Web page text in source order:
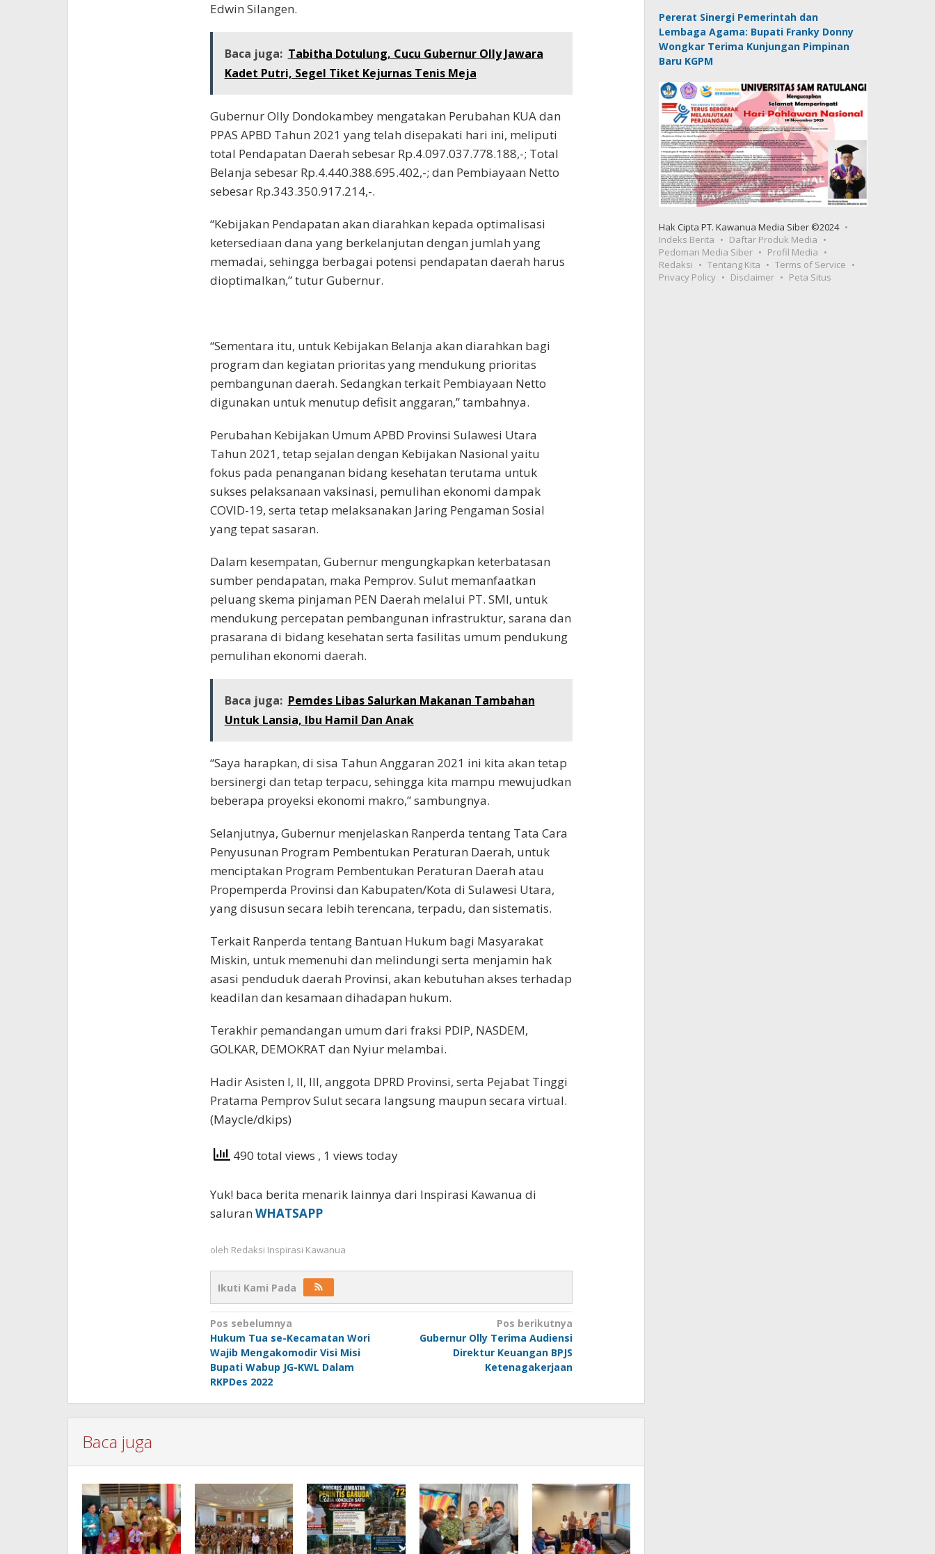
Edwin Silangen.
Baca juga: Tabitha Dotulung, Cucu Gubernur Olly Jawara
Kadet Putri, Segel Tiket Kejurnas Tenis Meja
Gubernur Olly Dondokambey mengatakan Perubahan KUA dan
PPAS APBD Tahun 2021 yang telah disepakati hari ini, meliputi
total Pendapatan Daerah sebesar Rp.4.097.037.778.188,-; Total
Belanja sebesar Rp.4.440.388.695.402,-; dan Pembiayaan Netto
sebesar Rp.343.350.917.214,-.
“Kebijakan Pendapatan akan diarahkan kepada optimalisasi
ketersediaan dana yang berkelanjutan dengan jumlah yang
memadai, sehingga berbagai potensi pendapatan daerah harus
dioptimalkan,” tutur Gubernur.
“Sementara itu, untuk Kebijakan Belanja akan diarahkan bagi
program dan kegiatan prioritas yang mendukung prioritas
pembangunan daerah. Sedangkan terkait Pembiayaan Netto
digunakan untuk menutup defisit anggaran,” tambahnya.
Perubahan Kebijakan Umum APBD Provinsi Sulawesi Utara
Tahun 2021, tetap sejalan dengan Kebijakan Nasional yaitu
fokus pada penanganan bidang kesehatan terutama untuk
sukses pelaksanaan vaksinasi, pemulihan ekonomi dampak
COVID-19, serta tetap melaksanakan Jaring Pengaman Sosial
yang tepat sasaran.
Dalam kesempatan, Gubernur mengungkapkan keterbatasan
sumber pendapatan, maka Pemprov. Sulut memanfaatkan
peluang skema pinjaman PEN Daerah melalui PT. SMI, untuk
mendukung percepatan pembangunan infrastruktur, sarana dan
prasarana di bidang kesehatan serta fasilitas umum pendukung
pemulihan ekonomi daerah.
Baca juga: Pemdes Libas Salurkan Makanan Tambahan
Untuk Lansia, Ibu Hamil Dan Anak
“Saya harapkan, di sisa Tahun Anggaran 2021 ini kita akan tetap
bersinergi dan tetap terpacu, sehingga kita mampu mewujudkan
beberapa proyeksi ekonomi makro,” sambungnya.
Selanjutnya, Gubernur menjelaskan Ranperda tentang Tata Cara
Penyusunan Program Pembentukan Peraturan Daerah, untuk
menciptakan Program Pembentukan Peraturan Daerah atau
Propemperda Provinsi dan Kabupaten/Kota di Sulawesi Utara,
yang disusun secara lebih terencana, terpadu, dan sistematis.
Terkait Ranperda tentang Bantuan Hukum bagi Masyarakat
Miskin, untuk memenuhi dan melindungi serta menjamin hak
asasi penduduk daerah Provinsi, akan kebutuhan akses terhadap
keadilan dan kesamaan dihadapan hukum.
Terakhir pemandangan umum dari fraksi PDIP, NASDEM,
GOLKAR, DEMOKRAT dan Nyiur melambai.
Hadir Asisten I, II, III, anggota DPRD Provinsi, serta Pejabat Tinggi
Pratama Pemprov Sulut secara langsung maupun secara virtual.
(Maycle/dkips)
490 total views , 1 views today
Yuk! baca berita menarik lainnya dari Inspirasi Kawanua di
saluran WHATSAPP
oleh Redaksi Inspirasi Kawanua
Ikuti Kami Pada
Navigasi
pos
Pos sebelumnya
Hukum Tua se-Kecamatan Wori
Wajib Mengakomodir Visi Misi
Bupati Wabup JG-KWL Dalam
RKPDes 2022
Pos berikutnya
Gubernur Olly Terima Audiensi
Direktur Keuangan BPJS
Ketenagakerjaan
Baca juga
Pererat Sinergi Pemerintah dan
Lembaga Agama: Bupati Franky Donny
Wongkar Terima Kunjungan Pimpinan
Baru KGPM
Hak Cipta PT. Kawanua Media Siber ©2024
Indeks Berita
Daftar Produk Media
Pedoman Media Siber
Profil Media
Redaksi
Tentang Kita
Terms of Service
Privacy Policy
Disclaimer Peta Situs